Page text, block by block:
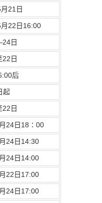
21日
22日16:00
日
22日
后
起
22日
24日18∶00
24日14:30
24日14:00
22日17:00
24日17:00